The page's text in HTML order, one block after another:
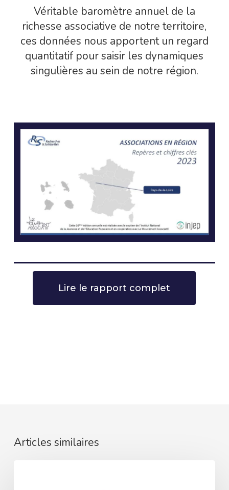
Véritable baromètre annuel de la
richesse associative de notre territoire,
ces données nous apportent un regard
quantitatif pour saisir les dynamiques
singulières au sein de notre région.
Lire le rapport complet
Articles similaires